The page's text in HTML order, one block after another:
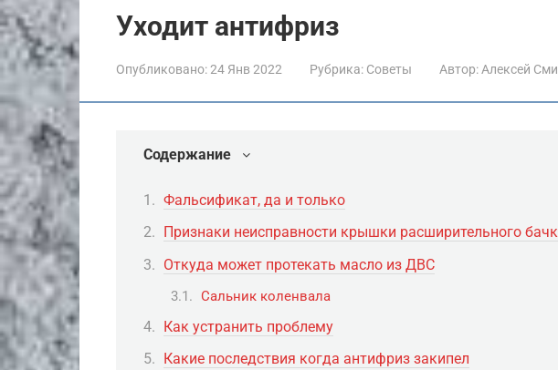
Уходит антифриз
Опубликовано:24 Янв 2022 Рубрика: Советы Автор: Алексей
Содержание
Фальсификат, да и только
Признаки неисправности крышки расширительного
Откуда может протекать масло из ДВС
Сальник коленвала
Как устранить проблему
Какие последствия когда антифриз закипел